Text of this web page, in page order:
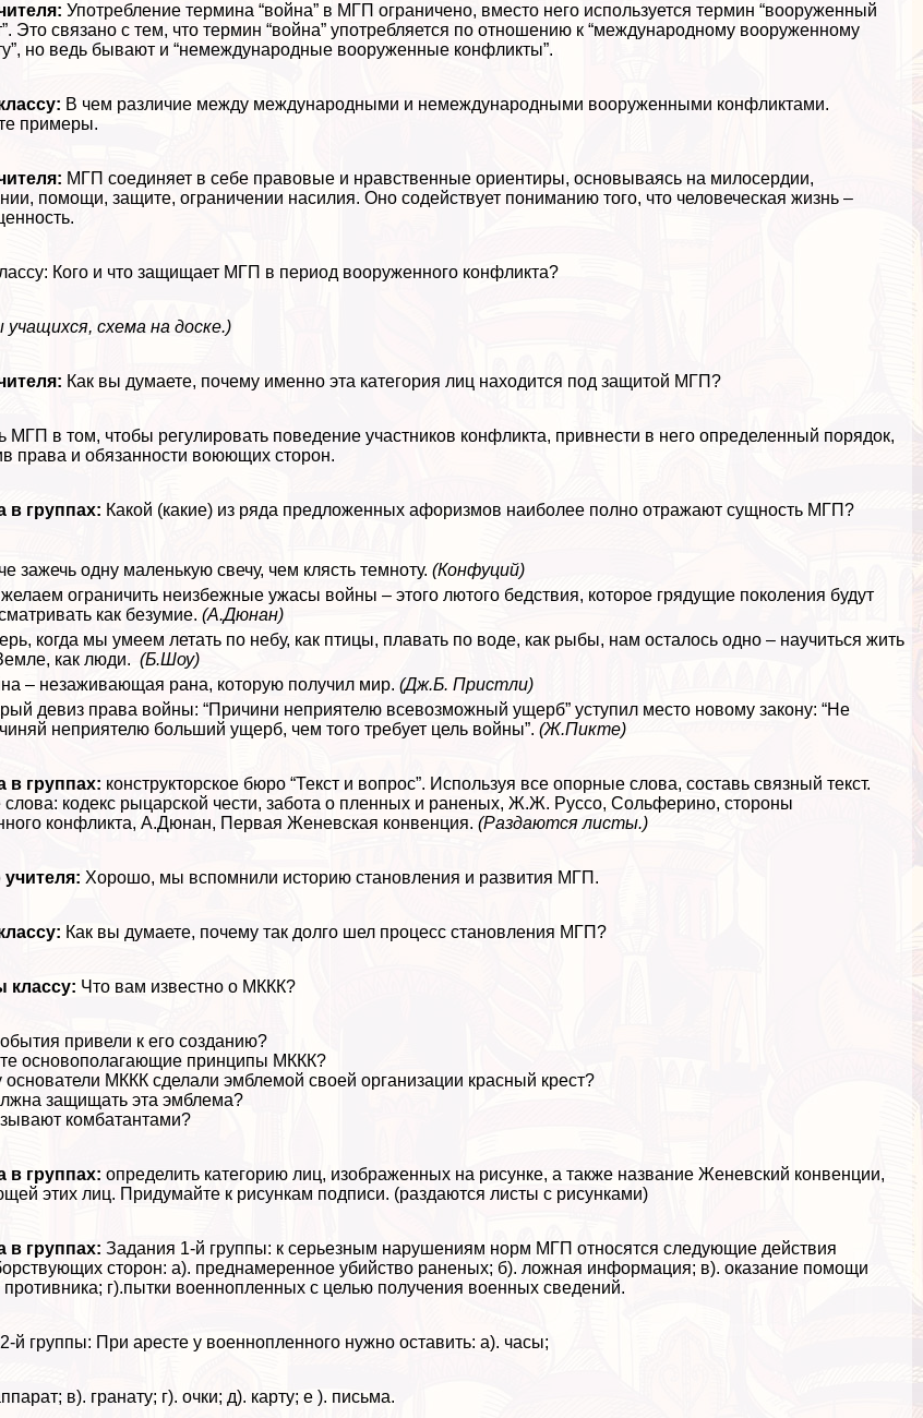
Употрeбление термина “война” в МГП ограничено, вместо него используется термин “вооруженный
Это связано с тем, что термин “война” употрeбляется по отношению к “международному вооруженному
но ведь бывают и “немеждународные вооруженные конфликты”.
В чем различие между международными и немеждународными вооруженными конфликтами.
примеры.
МГП соединяет в себе правовые и нравственные ориентиры, основываясь на милосердии,
помощи, защите, ограничении насилия. Оно содействует пониманию того, что человеческая жизнь –
Кого и что защищает МГП в период вооруженного конфликта?
схема на доске.)
Как вы думаете, почему именно эта категория лиц находится под защитой МГП?
МГП в том, чтобы регулировать поведение участников конфликта, привнести в него определенный порядок,
права и обязанности воюющих сторон.
в группах: Какой (какие) из ряда предложенных афоризмов наиболее полно отражают сущность МГП?
зажечь одну маленькую свечу, чем клясть темноту.(Конфуций)
ограничить неизбежные ужасы войны – этого лютого бедствия, которое грядущие поколения будут
как безумие.(А.Дюнан)
когда мы умеем летать по небу, как птицы, плавать по воде, как рыбы, нам осталось одно – научиться жить
как люди.(Б.Шоу)
– незаживающая рана, которую получил мир.(Дж.Б. Пристли)
девиз права войны: “Причини неприятелю всевозможный ущерб” уступил место новому закону: “Не
неприятелю больший ущерб, чем того требует цель войны”. (Ж.Пикте)
в группах: конструкторское бюро “Текст и вопрос”. Используя все опopные слова, составь связный текст.
кодекс рыцарской чести, забота о пленных и раненых, Ж.Ж. Руссо, Сольферино, стороны
конфликта, А.Дюнан, Первая Женевская конвенция.(Раздаются листы.)
Хорошо, мы вспомнили историю становления и развития МГП.
Как вы думаете, почему так долго шел процесс становления МГП?
классу: Что вам известно о МККК?
привели к его созданию?
основополагающие принципы МККК?
МККК сделали эмблемой своей организации красный крест?
защищать эта эмблема?
комбатантами?
в группах: определить категорию лиц, изображенных на рисунке, а также название Женевский конвенции,
этих лиц. Придумайте к рисункам подписи. (раздаются листы с рисунками)
в группах: Задания 1-й группы: к серьезным нарушениям норм МГП относятся следующие действия
сторон: а). преднамеренное убийство раненых; б). ложная информация; в). оказание помощи
г).пытки военнопленных с целью получения военных сведений.
й группы: При аресте у военнопленного нужно оставить: а). часы;
в). гранату; г). очки; д). карту; е ). письма.